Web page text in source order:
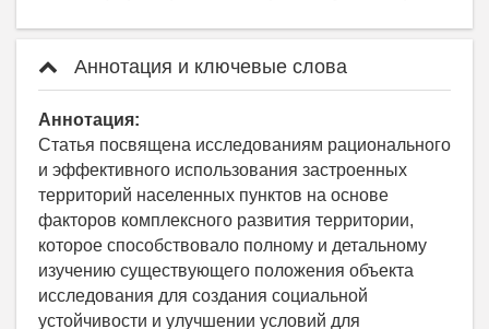
Аннотация и ключевые слова
Аннотация:
Статья посвящена исследованиям рационального
и эффективного использования застроенных
территорий населенных пунктов на основе
факторов комплексного развития территории,
которое способствовало полному и детальному
изучению существующего положения объекта
исследования для создания социальной
устойчивости и улучшении условий для